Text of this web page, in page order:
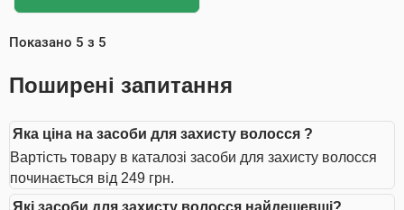
Показано 5 з 5
Поширені запитання
Яка ціна на засоби для захисту волосся ?
Вартість товару в каталозі засоби для захисту волосся
починається від 249 грн.
Які засоби для захисту волосся найдешевші?